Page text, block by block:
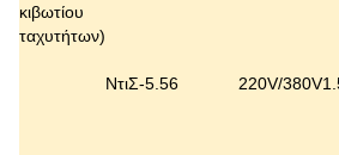
κιβωτίου
ταχυτήτων)
ΝτιΣ-5.56 220V/380V